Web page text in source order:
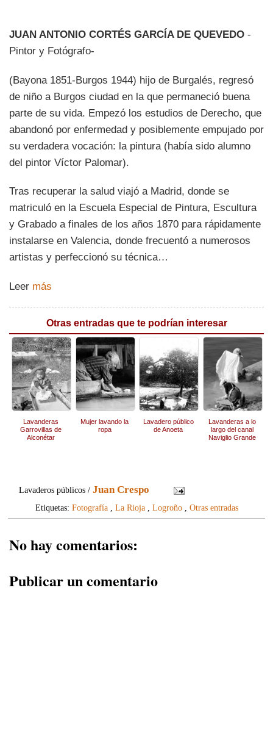
JUAN ANTONIO CORTÉS GARCÍA DE QUEVEDO -
Pintor y Fotógrafo-
(Bayona 1851-Burgos 1944) hijo de Burgalés, regresó
de niño a Burgos ciudad en la que permaneció buena
parte de su vida. Empezó los estudios de Derecho, que
abandonó por enfermedad y posiblemente empujado por
su verdadera vocación: la pintura (había sido alumno
del pintor Víctor Palomar).
Tras recuperar la salud viajó a Madrid, donde se
matriculó en la Escuela Especial de Pintura, Escultura
y Grabado a finales de los años 1870 para rápidamente
instalarse en Valencia, donde frecuentó a numerosos
artistas y perfeccionó su técnica…
Leer más
Otras entradas que te podrían interesar
Lavanderas
Garrovillas de
Alconétar
Mujer lavando la
ropa
Lavadero público
de Anoeta
Lavanderas a lo
largo del canal
Naviglio Grande
Lavaderos públicos /Juan Crespo
Etiquetas: Fotografía, La Rioja, Logroño, Otras entradas
No hay comentarios:
Publicar un comentario